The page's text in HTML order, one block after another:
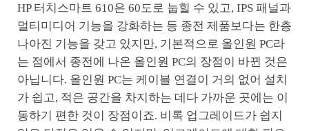
HP 터치스마트 610은 60도로 눕힐 수 있고, IPS 패널과
멀티미디어 기능을 강화하는 등 종전 제품보다는 한층
나아진 기능을 갖고 있지만, 기본적으로 올인원 PC라
는 점에서 종전에 나온 올인원 PC의 장점이 바뀐 것은
아닙니다. 올인원 PC는 케이블 연결이 거의 없어 설치
가 쉽고, 적은 공간을 차지하는 데다 가까운 곳에는 이
동하기 편한 것이 장점이죠. 비록 업그레이드가 쉽지